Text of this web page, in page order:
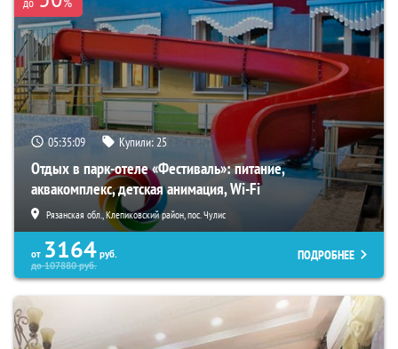
05:35:08 Купили:25
Отдых в парк-отеле «Фестиваль»: питание,
аквакомплекс, детская анимация, Wi-Fi
Рязанская обл., Клепиковский район, пос. Чулис
от 3164 руб.
до107880руб.
ПОДРОБНЕЕ